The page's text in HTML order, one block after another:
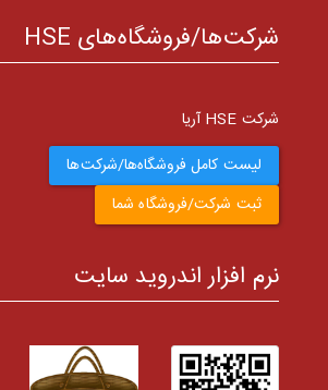
شرکت‌ها/فروشگاه‌های HSE
شرکت HSE آریا
لیست کامل فروشگاه‌ها/شرکت‌ها
ثبت شرکت/فروشگاه شما
نرم افزار اندروید سایت